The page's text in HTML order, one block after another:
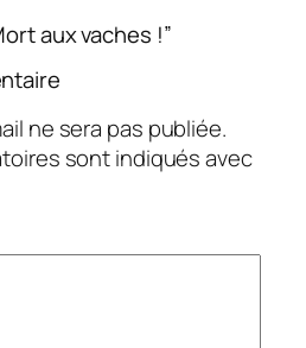
aux vaches !”
ne sera pas publiée.
sont indiqués avec